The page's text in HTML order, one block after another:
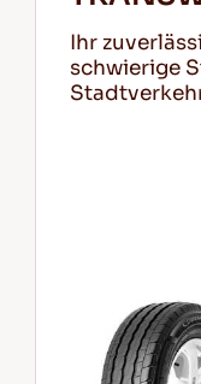
Ihr
schwierige